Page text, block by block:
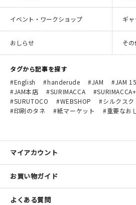
イベント・ワークショップ ギ
おしらせ そ
タグから記事を探す
English
handerude JAM
JAM
JAM本店
SURIMACCA SURIMACCA+
SURUTOCO
WEBSHOP シルクスク
印刷のタネ
紙マーケット 重要なお
マイアカウント
お買い物ガイド
よくある質問